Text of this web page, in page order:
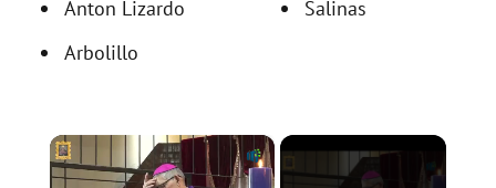
Anton Lizardo
Arbolillo
Salinas
×